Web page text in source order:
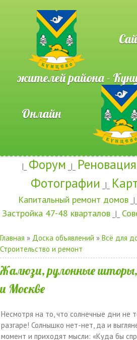
жителей района -
Онлайн
|_ Форум _|_ Реновация
Фотографии _|_
Капитальный ремонт домов _|_
Застройка 47-48 кварталов _|_
Главная » Доска объявлений » Всё для
Строительство и ремонт
Жалюзи, рулонные шторы,
и Москве
Несмотря на то, что солнечные дни не
разгаре! Солнышко нет-нет, да и
момент и приходят мысли: «Куда бы